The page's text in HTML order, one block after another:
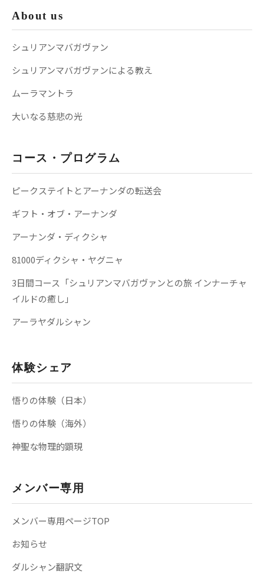
About us
シュリアンマバガヴァン
シュリアンマバガヴァンによる教え
ムーラマントラ
大いなる慈悲の光
コース・プログラム
ピークステイトとアーナンダの転送会
ギフト・オブ・アーナンダ
アーナンダ・ディクシャ
81000ディクシャ・ヤグニャ
3日間コース「シュリアンマバガヴァンとの旅 インナーチャ
イルドの癒し」
アーラヤダルシャン
体験シェア
悟りの体験（日本）
悟りの体験（海外）
神聖な物理的顕現
メンバー専用
メンバー専用ページTOP
お知らせ
ダルシャン翻訳文